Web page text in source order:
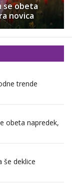
se obeta
novica
trende
obeta napredek,
še deklice